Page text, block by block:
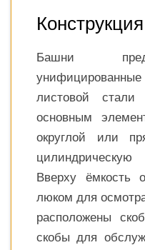
Конструкция
Башни
унифицированные
листовой стали
основным
округлой или
Вверху ёмкость
люком для
расположены
скобы для